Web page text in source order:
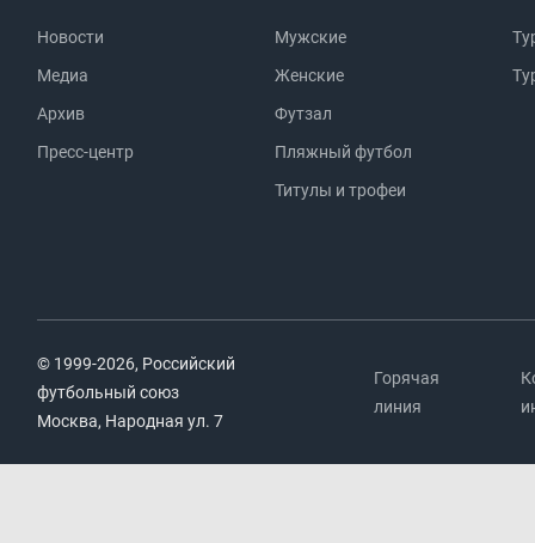
Новости
Медиа
Архив
Пресс-центр
Мужские
Женские
Футзал
Пляжный футбол
Титулы и трофеи
© 1999-2026, Российский
футбольный союз
Москва, Народная ул. 7
Горячая
линия